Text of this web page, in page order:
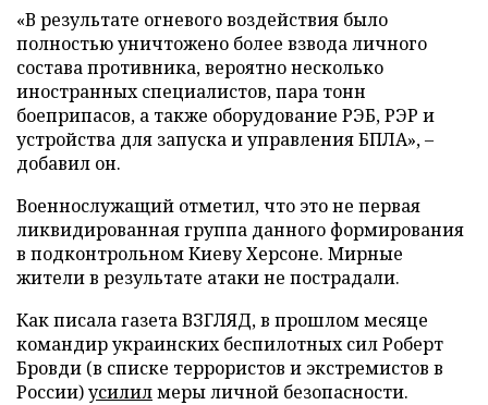
«В результате огневого воздействия было
полностью уничтожено более взвода личного
состава противника, вероятно несколько
иностранных специалистов, пара тонн
боеприпасов, а также оборудование РЭБ, РЭР и
устройства для запуска и управления БПЛА», –
добавил он.
Военнослужащий отметил, что это не первая
ликвидированная группа данного формирования
в подконтрольном Киеву Херсоне. Мирные
жители в результате атаки не пострадали.
Как писала газета ВЗГЛЯД, в прошлом месяце
командир украинских беспилотных сил Роберт
Бровди (в списке террористов и экстремистов в
России)усилилмеры личной безопасности.